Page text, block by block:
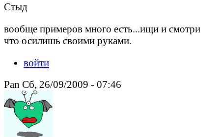
Стыд
вообще примеров много есть...ищи и смотри
что осилишь своими руками.
войти
Pan Сб, 26/09/2009 - 07:46